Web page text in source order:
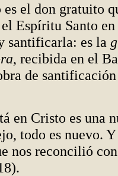
el don gratuito
Espíritu Santo en
santificarla: es la
, recibida en el
de
en Cristo es una
todo es nuevo.
nos reconcilió